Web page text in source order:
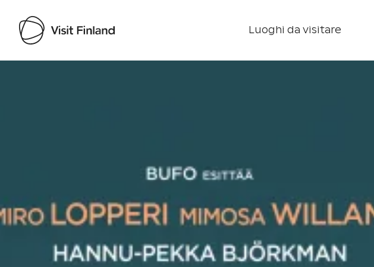
Luoghi da visitare